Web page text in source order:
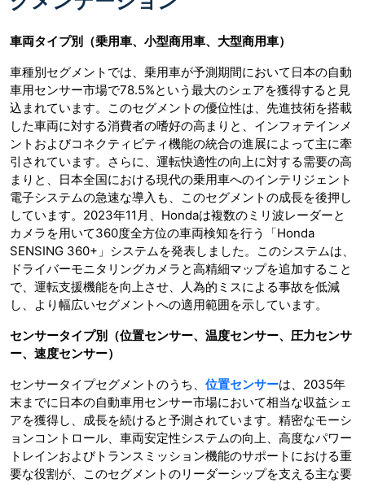
車両タイプ別（乗用車、小型商用車、大型商用車）
車種別セグメントでは、乗用車が予測期間において日本の自動
車用センサー市場で78.5%という最大のシェアを獲得すると見
込まれています。このセグメントの優位性は、先進技術を搭載
した車両に対する消費者の嗜好の高まりと、インフォテインメ
ントおよびコネクティビティ機能の統合の進展によって主に牽
引されています。さらに、運転快適性の向上に対する需要の高
まりと、日本全国における現代の乗用車へのインテリジェント
電子システムの急速な導入も、このセグメントの成長を後押し
しています。2023年11月、Hondaは複数のミリ波レーダーと
カメラを用いて360度全方位の車両検知を行う「Honda
SENSING 360+」システムを発表しました。このシステムは、
ドライバーモニタリングカメラと高精細マップを追加すること
で、運転支援機能を向上させ、人為的ミスによる事故を低減
し、より幅広いセグメントへの適用範囲を示しています。
センサータイプ別（位置センサー、温度センサー、圧力センサ
ー、速度センサー）
センサータイプセグメントのうち、 位置センサーは、2035年
末までに日本の自動車用センサー市場において相当な収益シェ
アを獲得し、成長を続けると予測されています。精密なモーシ
ョンコントロール、車両安定性システムの向上、高度なパワー
トレインおよびトランスミッション機能のサポートにおける重
要な役割が、このセグメントのリーダーシップを支える主な要